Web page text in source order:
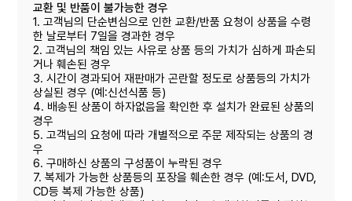
교환 및 반품이 불가능한 경우
1. 고객님의 단순변심으로 인한 교환/반품 요청이 상품을 수령
한 날로부터 7일을 경과한 경우
2. 고객님의 책임 있는 사유로 상품 등의 가치가 심하게 파손되
거나 훼손된 경우
3. 시간이 경과되어 재판매가 곤란할 정도로 상품등의 가치가
상실된 경우 (예:신선식품 등)
4. 배송된 상품이 하자없음을 확인한 후 설치가 완료된 상품의
경우
5. 고객님의 요청에 따라 개별적으로 주문 제작되는 상품의 경
우
6. 구매하신 상품의 구성품이 누락된 경우
7. 복제가 가능한 상품등의 포장을 훼손한 경우 (예:도서, DVD,
CD등 복제 가능한 상품)